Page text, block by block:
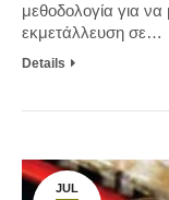
μεθοδολογία για
εκμετάλλευση σε…
Details
JUL